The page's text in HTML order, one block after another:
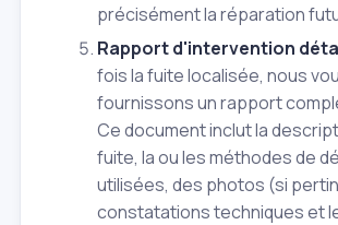
précisément la réparation
Rapport d'intervention
fois la fuite localisée, nous
fournissons un rapport
Ce document inclut la
fuite, la ou les méthodes de
utilisées, des photos (si
constatations techniques et